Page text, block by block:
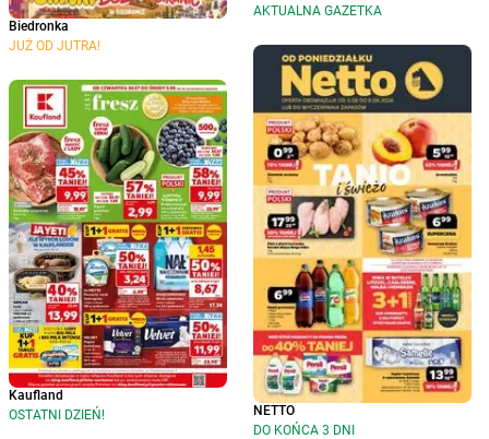
Biedronka
JUŻ OD JUTRA!
Kaufland
OSTATNI DZIEŃ!
AKTUALNA GAZETKA
NETTO
DO KOŃCA 3 DNI